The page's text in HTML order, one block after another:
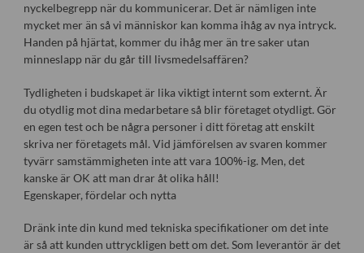
nyckelbegrepp när du kommunicerar. Det är nämligen inte
mycket mer än så vi människor kan komma ihåg av nya intryck.
Handen på hjärtat, kommer du ihåg mer än tre saker utan
minneslapp när du går till livsmedelsaffären?
Tydligheten i budskapet är lika viktigt internt som externt. Är
du otydlig mot dina medarbetare så blir företaget otydligt. Gör
en egen test och be några personer i ditt företag att enskilt
skriva ner företagets mål. Vid jämförelsen av svaren kommer
tyvärr samstämmigheten inte att vara 100%-ig. Men, det
kanske är OK att man drar åt olika håll!
Egenskaper, fördelar och nytta
Dränk inte din kund med tekniska specifikationer om det inte
är så att kunden uttryckligen bett om det. Som leverantör är det